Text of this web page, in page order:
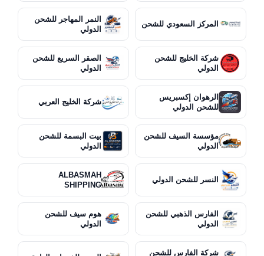
المركز السعودي للشحن
النمر المهاجر للشحن
الدولي
شركة الخليج للشحن
الدولي
الصقر السريع للشحن
الدولي
الرهوان إكسبريس
للشحن الدولي
شركة الخليج العربي
مؤسسة السيف للشحن
الدولي
بيت البسمة للشحن
الدولي
النسر للشحن الدولي
ALBASMAH
SHIPPING
الفارس الذهبي للشحن
الدولي
هوم سيف للشحن
الدولي
شركة الفارس للشحن